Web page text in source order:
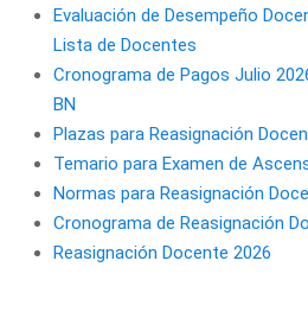
Evaluación de Desempeño
Lista de Docentes
Cronograma de Pagos Julio
BN
Plazas para Reasignación
Temario para Examen de
Normas para Reasignación
Cronograma de Reasignación
Reasignación Docente 2026